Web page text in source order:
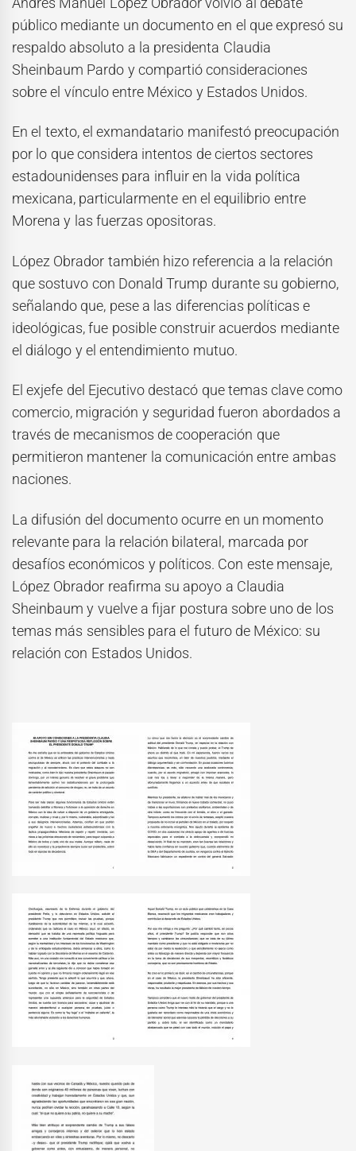
público mediante un documento en el que expresó su
respaldo absoluto a la presidenta Claudia
Sheinbaum Pardo y compartió consideraciones
sobre el vínculo entre México y Estados Unidos.
En el texto, el exmandatario manifestó preocupación
por lo que considera intentos de ciertos sectores
estadounidenses para influir en la vida política
mexicana, particularmente en el equilibrio entre
Morena y las fuerzas opositoras.
López Obrador también hizo referencia a la relación
que sostuvo con Donald Trump durante su gobierno,
señalando que, pese a las diferencias políticas e
ideológicas, fue posible construir acuerdos mediante
el diálogo y el entendimiento mutuo.
El exjefe del Ejecutivo destacó que temas clave como
comercio, migración y seguridad fueron abordados a
través de mecanismos de cooperación que
permitieron mantener la comunicación entre ambas
naciones.
La difusión del documento ocurre en un momento
relevante para la relación bilateral, marcada por
desafíos económicos y políticos. Con este mensaje,
López Obrador reafirma su apoyo a Claudia
Sheinbaum y vuelve a fijar postura sobre uno de los
temas más sensibles para el futuro de México: su
relación con Estados Unidos.